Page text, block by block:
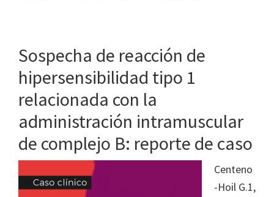
Sospecha de reacción de
hipersensibilidad tipo 1
relacionada con la
administración intramuscular
de complejo B: reporte de caso
Centeno
-Hoil G.1,